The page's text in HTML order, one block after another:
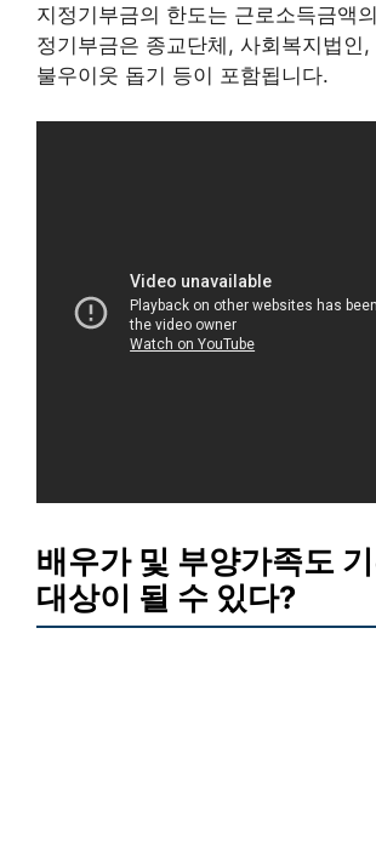
지정기부금의 한도는 근로소득금액
정기부금은 종교단체, 사회복지법인,
불우이웃 돕기 등이 포함됩니다.
배우가 및 부양가족도
대상이 될 수 있다?